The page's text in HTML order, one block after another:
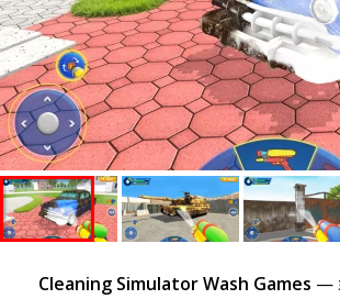
Cleaning Simulator Wash Games —